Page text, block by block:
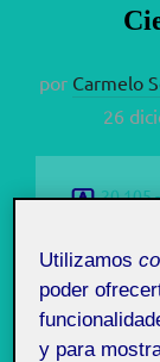
por Carmelo
26
20.105
A lo largo
Utilizamos
poder
y para